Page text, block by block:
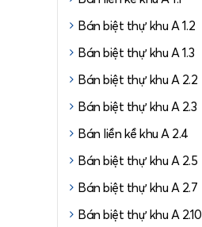
Bán biệt thự khu A 1.2
Bán biệt thự khu A 1.3
Bán biệt thự khu A 2.2
Bán biệt thự khu A 2.3
Bán liền kề khu A 2.4
Bán biệt thự khu A 2.5
Bán biệt thự khu A 2.7
Bán biệt thự khu A 2.10